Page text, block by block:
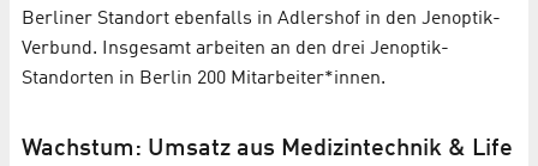
Berliner Standort ebenfalls in Adlershof in den Jenoptik-
Verbund. Insgesamt arbeiten an den drei Jenoptik-
Standorten in Berlin 200 Mitarbeiter*innen.
Wachstum: Umsatz aus Medizintechnik & Life